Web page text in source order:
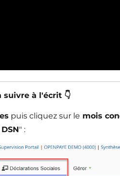
suivre à l'écrit 👇
puis cliquez sur le mois
" :